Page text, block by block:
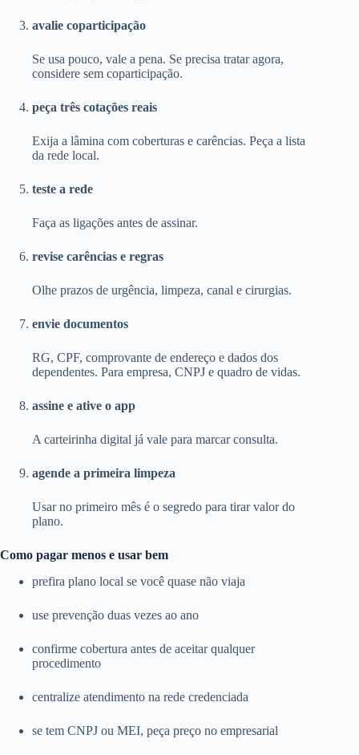
avalie coparticipação
Se usa pouco, vale a pena. Se precisa tratar agora,
considere sem coparticipação.
peça três cotações reais
Exija a lâmina com coberturas e carências. Peça a lista
da rede local.
teste a rede
Faça as ligações antes de assinar.
revise carências e regras
Olhe prazos de urgência, limpeza, canal e cirurgias.
envie documentos
RG, CPF, comprovante de endereço e dados dos
dependentes. Para empresa, CNPJ e quadro de vidas.
assine e ative o app
A carteirinha digital já vale para marcar consulta.
agende a primeira limpeza
Usar no primeiro mês é o segredo para tirar valor do
plano.
Como pagar menos e usar bem
prefira plano local se você quase não viaja
use prevenção duas vezes ao ano
confirme cobertura antes de aceitar qualquer
procedimento
centralize atendimento na rede credenciada
se tem CNPJ ou MEI, peça preço no empresarial